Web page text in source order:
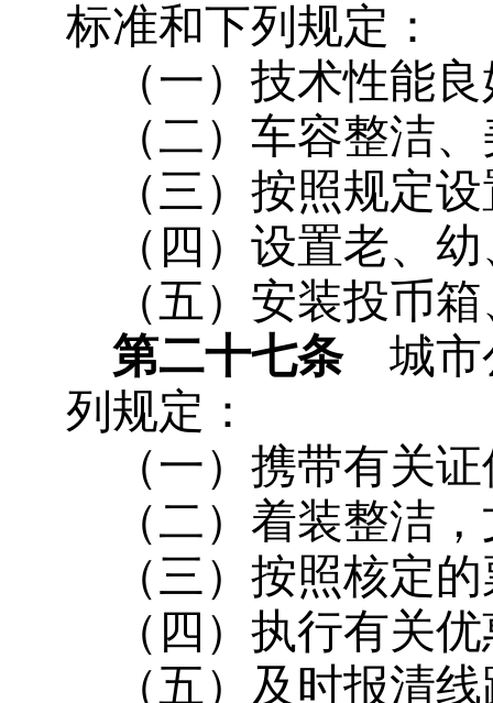
标准和下列规定：
（一）技术性能
（二）车容整洁
（三）按照规定
（四）设置老、
（五）安装投币
第二十七条城市
列规定：
（一）携带有关
（二）着装整洁
（三）按照核定
（四）执行有关
（五）及时报清